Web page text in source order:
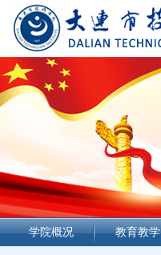
学院概况 教育教学